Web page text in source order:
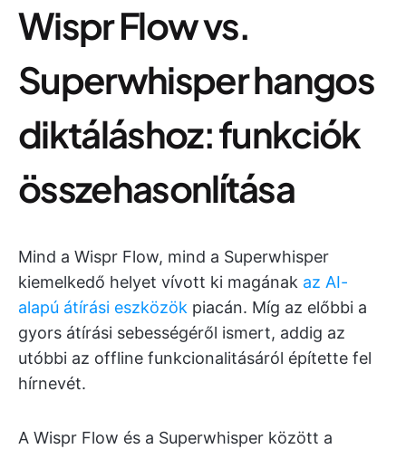
Wispr Flow vs.
Superwhisper hangos
diktáláshoz: funkciók
összehasonlítása
Mind a Wispr Flow, mind a Superwhisper
kiemelkedő helyet vívott ki magának az AI-
alapú átírási eszközök piacán. Míg az előbbi a
gyors átírási sebességéről ismert, addig az
utóbbi az offline funkcionalitásáról építette fel
hírnevét.
A Wispr Flow és a Superwhisper között a